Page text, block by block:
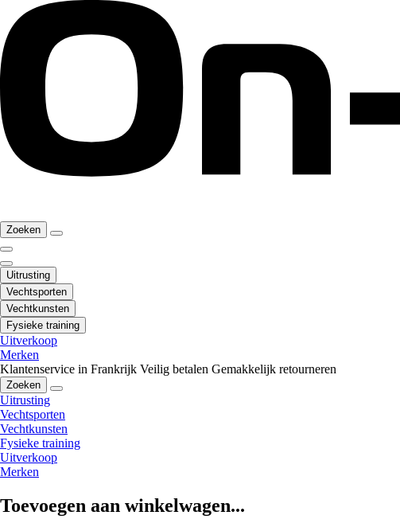
Zoeken
Uitrusting
Vechtsporten
Vechtkunsten
Fysieke training
Uitverkoop
Merken
Klantenservice in Frankrijk Veilig betalen Gemakkelijk retourneren
Zoeken
Uitrusting
Vechtsporten
Vechtkunsten
Fysieke training
Uitverkoop
Merken
Toevoegen aan winkelwagen...